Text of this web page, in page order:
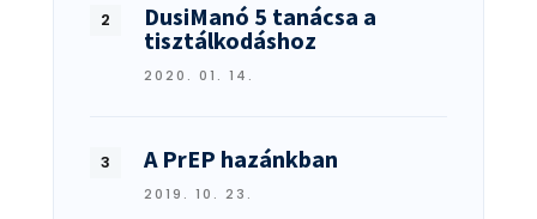
DusiManó 5 tanácsa a
tisztálkodáshoz
2020. 01. 14.
A PrEP hazánkban
2019. 10. 23.